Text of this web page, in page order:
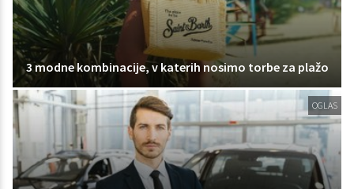
3 modne kombinacije, v katerih nosimo torbe za plažo
OGLAS